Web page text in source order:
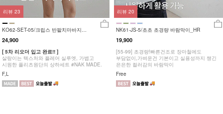
KO62-SET-05/크립스 반팔치마바지세
트_HR
24,900
[ 5차 리오더 입고 완료!! ]
살랑이는 텍스처와 플레어 실루엣, 가볍고
시원한 플리츠원단의 상하세트 #NAK MADE.
F,L
리뷰 23
NK61-JS-5/초초 초경량 바람막이_HR
19,900
[55-99] 초경량!빠른건조로 장마철에도
부담없이,가벼운건 기본이고 실용성까지 챙긴
은은한 컬러감의 바람막이
Free
리뷰 20